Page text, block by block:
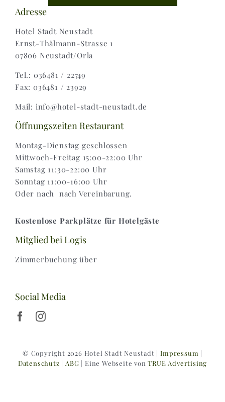
Zahlungsweisen |
Widerruf |
Versand & Lieferung
Adresse
Hotel Stadt Neustadt
Ernst-Thälmann-Strasse 1
07806 Neustadt/Orla
Tel.: 036481 / 22749
Fax: 036481 / 23929
Mail: info@hotel-stadt-neustadt.de
Öffnungszeiten Restaurant
Montag-Dienstag geschlossen
Mittwoch-Freitag 15:00-22:00 Uhr
Samstag 11:30-22:00 Uhr
Sonntag 11:00-16:00 Uhr
Oder nach nach Vereinbarung.
Kostenlose Parkplätze für Hotelgäste
Mitglied bei Logis
Zimmerbuchung über
Social Media
© Copyright 2026 Hotel Stadt Neustadt | Impressum |
Datenschutz | ABG | Eine Webseite vonTRUE Advertising